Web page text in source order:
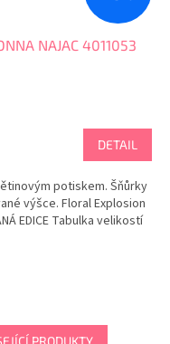
NAJAC 4011053
DETAIL
potiskem. Šňůrky
výšce. Floral Explosion
EDICE Tabulka velikostí